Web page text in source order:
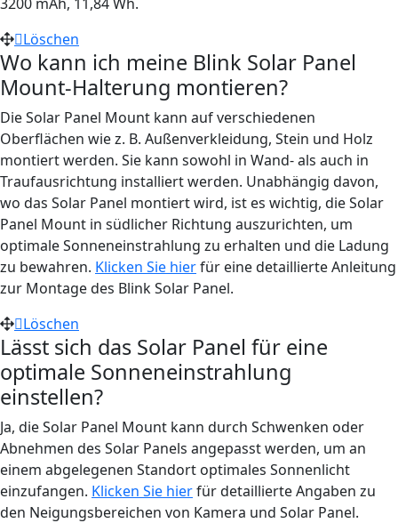
Löschen
Wo kann ich meine Blink Solar Panel
Mount-Halterung montieren?
Die Solar Panel Mount kann auf verschiedenen
Oberflächen wie z. B. Außenverkleidung, Stein und Holz
montiert werden. Sie kann sowohl in Wand- als auch in
Traufausrichtung installiert werden. Unabhängig davon,
wo das Solar Panel montiert wird, ist es wichtig, die Solar
Panel Mount in südlicher Richtung auszurichten, um
optimale Sonneneinstrahlung zu erhalten und die Ladung
zu bewahren. Klicken Sie hierfür eine detaillierte Anleitung
zur Montage des Blink Solar Panel.
Löschen
Lässt sich das Solar Panel für eine
optimale Sonneneinstrahlung
einstellen?
Ja, die Solar Panel Mount kann durch Schwenken oder
Abnehmen des Solar Panels angepasst werden, um an
einem abgelegenen Standort optimales Sonnenlicht
einzufangen. Klicken Sie hierfür detaillierte Angaben zu
den Neigungsbereichen von Kamera und Solar Panel.